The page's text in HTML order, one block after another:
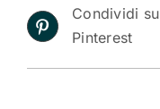
Condividi su
Pinterest